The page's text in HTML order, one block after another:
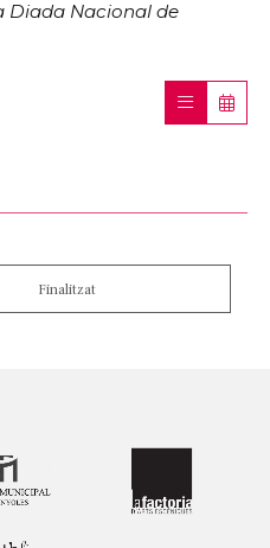
Diada Nacional de
Finalitzat